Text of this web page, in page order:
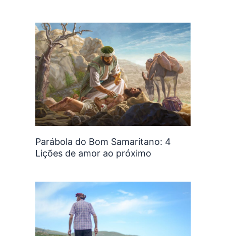
Parábola do Bom Samaritano: 4
Lições de amor ao próximo